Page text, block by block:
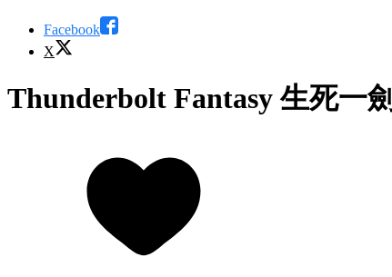
Facebook
X
Thunderbolt Fantasy 生死一劍